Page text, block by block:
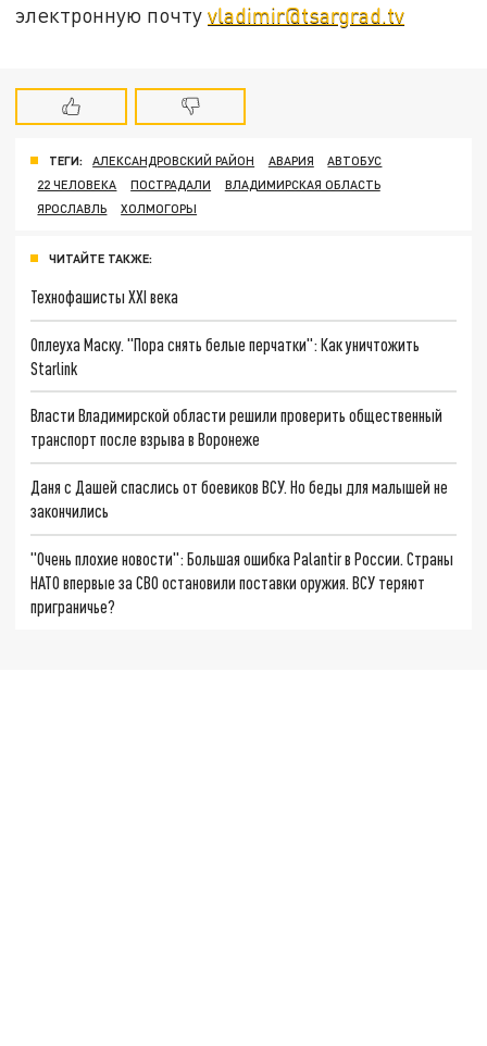
электронную почтуvladimir@tsargrad.tv
ТЕГИ: АЛЕКСАНДРОВСКИЙ РАЙОН АВАРИЯ
АВТОБУС
22 ЧЕЛОВЕКА
ПОСТРАДАЛИ
ВЛАДИМИРСКАЯ ОБЛАСТЬ
ЯРОСЛАВЛЬ
ХОЛМОГОРЫ
ЧИТАЙТЕ ТАКЖЕ:
Технофашисты XXI века
Оплеуха Маску. "Пора снять белые перчатки": Как уничтожить
Starlink
Власти Владимирской области решили проверить общественный
транспорт после взрыва в Воронеже
Даня с Дашей спаслись от боевиков ВСУ. Но беды для малышей не
закончились
"Очень плохие новости": Большая ошибка Palantir в России. Страны
НАТО впервые за СВО остановили поставки оружия. ВСУ теряют
приграничье?